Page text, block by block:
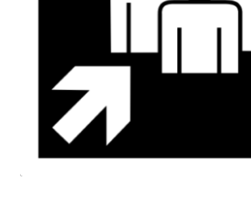
Versandkosten
Warenkorb
Widerruf